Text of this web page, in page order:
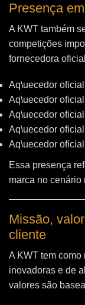
Presença
A KWT também
competições
fornecedora
Aq\uecedor oficial
Aq\uecedor
Aq\uecedor
Aq\uecedor
Aq\uecedor
Essa presença
marca no cenário
Missão,
cliente
A KWT tem
inovadoras e de
valores são